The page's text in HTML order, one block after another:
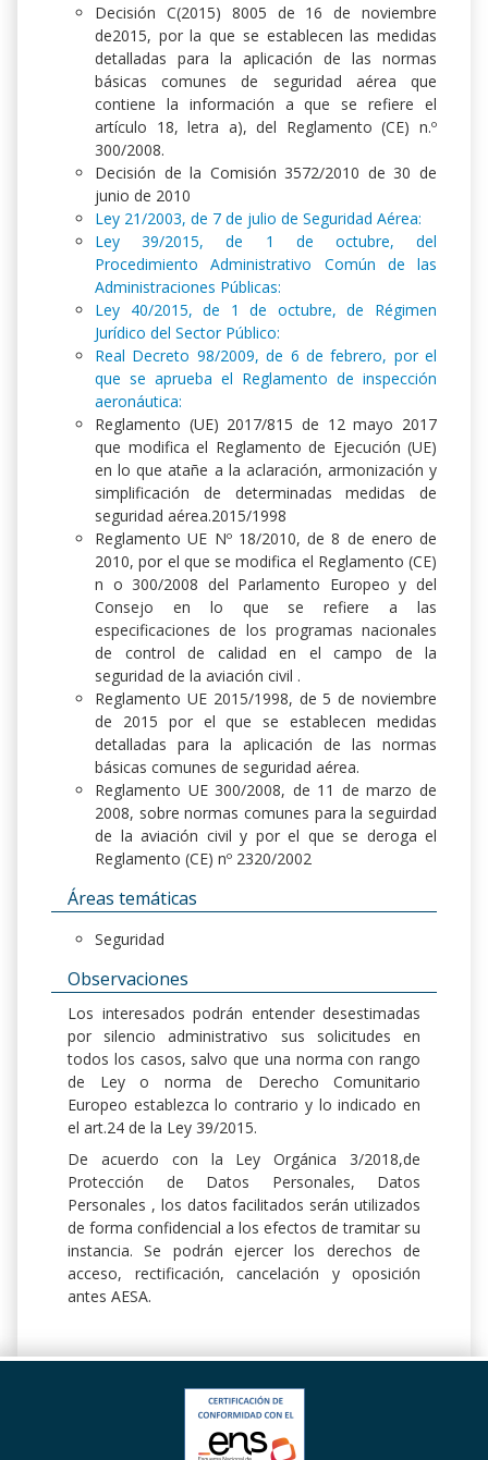
Decisión C(2015) 8005 de 16 de noviembre
de2015, por la que se establecen las medidas
detalladas para la aplicación de las normas
básicas comunes de seguridad aérea que
contiene la información a que se refiere el
artículo 18, letra a), del Reglamento (CE) n.º
300/2008.
Decisión de la Comisión 3572/2010 de 30 de
junio de 2010
Ley 21/2003, de 7 de julio de Seguridad Aérea:
Ley 39/2015, de 1 de octubre, del
Procedimiento Administrativo Común de las
Administraciones Públicas:
Ley 40/2015, de 1 de octubre, de Régimen
Jurídico del Sector Público:
Real Decreto 98/2009, de 6 de febrero, por el
que se aprueba el Reglamento de inspección
aeronáutica:
Reglamento (UE) 2017/815 de 12 mayo 2017
que modifica el Reglamento de Ejecución (UE)
en lo que atañe a la aclaración, armonización y
simplificación de determinadas medidas de
seguridad aérea.2015/1998
Reglamento UE Nº 18/2010, de 8 de enero de
2010, por el que se modifica el Reglamento (CE)
n o 300/2008 del Parlamento Europeo y del
Consejo en lo que se refiere a las
especificaciones de los programas nacionales
de control de calidad en el campo de la
seguridad de la aviación civil .
Reglamento UE 2015/1998, de 5 de noviembre
de 2015 por el que se establecen medidas
detalladas para la aplicación de las normas
básicas comunes de seguridad aérea.
Reglamento UE 300/2008, de 11 de marzo de
2008, sobre normas comunes para la seguirdad
de la aviación civil y por el que se deroga el
Reglamento (CE) nº 2320/2002
Áreas temáticas
Seguridad
Observaciones
Los interesados podrán entender desestimadas
por silencio administrativo sus solicitudes en
todos los casos, salvo que una norma con rango
de Ley o norma de Derecho Comunitario
Europeo establezca lo contrario y lo indicado en
el art.24 de la Ley 39/2015.
De acuerdo con la Ley Orgánica 3/2018,de
Protección de Datos Personales, Datos
Personales , los datos facilitados serán utilizados
de forma confidencial a los efectos de tramitar su
instancia. Se podrán ejercer los derechos de
acceso, rectificación, cancelación y oposición
antes AESA.